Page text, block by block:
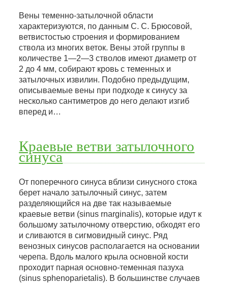
Вены теменно-затылочной области
характеризуются, по данным С. С. Брюсовой,
ветвистостью строения и формированием
ствола из многих веток. Вены этой группы в
количестве 1—2—3 стволов имеют диаметр от
2 до 4 мм, собирают кровь с теменных и
затылочных извилин. Подобно предыдущим,
описываемые вены при подходе к синусу за
несколько сантиметров до него делают изгиб
вперед и…
Краевые ветви затылочного
синуса
От поперечного синуса вблизи синусного стока
берет начало затылочный синус, затем
разделяющийся на две так называемые
краевые ветви (sinus rnarginalis), которые идут к
большому затылочному отверстию, обходят его
и сливаются в сигмовидный синус. Ряд
венозных синусов располагается на основании
черепа. Вдоль малого крыла основной кости
проходит парная основно-теменная пазуха
(sinus sphenoparietalis). В большинстве случаев